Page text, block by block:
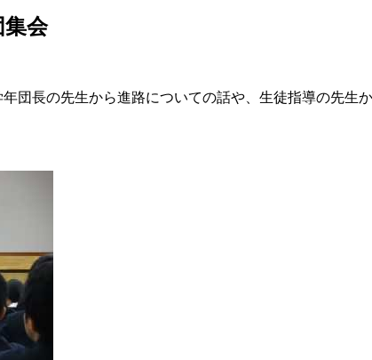
会
団長の先生から進路についての話や、生徒指導の先